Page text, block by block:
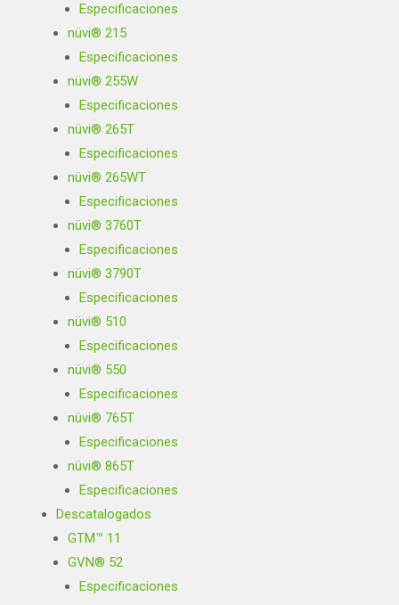
Especificaciones
nüvi® 215
Especificaciones
nüvi® 255W
Especificaciones
nüvi® 265T
Especificaciones
nüvi® 265WT
Especificaciones
nüvi® 3760T
Especificaciones
nüvi® 3790T
Especificaciones
nüvi® 510
Especificaciones
nüvi® 550
Especificaciones
nüvi® 765T
Especificaciones
nüvi® 865T
Especificaciones
Descatalogados
GTM™ 11
GVN® 52
Especificaciones